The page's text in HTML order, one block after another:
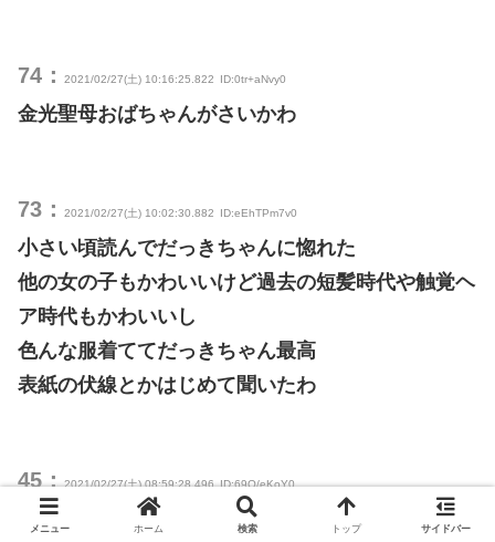
74： 2021/02/27(土) 10:16:25.822 ID:0tr+aNvy0
金光聖母おばちゃんがさいかわ
73： 2021/02/27(土) 10:02:30.882 ID:eEhTPm7v0
小さい頃読んでだっきちゃんに惚れた
他の女の子もかわいいけど過去の短髪時代や触覚ヘ
ア時代もかわいいし
色んな服着ててだっきちゃん最高
表紙の伏線とかはじめて聞いたわ
45：2021/02/27(土) 08:59:28.496 ID:69Q/eKoY0
うーん読み返したくなってきた
メニュー ホーム 検索 トップ サイドバー